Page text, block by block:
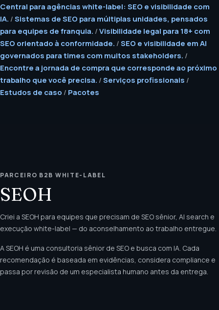
Central para agências white-label: SEO e visibilidade com
IA. / Sistemas de SEO para múltiplas unidades, pensados
para equipes de franquia. / Visibilidade legal para 18+ com
SEO orientado à conformidade. / SEO e visibilidade em AI
governados para times com muitos stakeholders. /
Encontre a jornada de compra que corresponde ao próximo
trabalho que você precisa. / Serviços profissionais /
Estudos de caso / Pacotes
PARCEIRO B2B WHITE-LABEL
SEOH
Criei a SEOH para equipes que precisam de SEO sênior, AI search e
execução white-label — do aconselhamento ao trabalho entregue.
A SEOH é uma consultoria sênior de SEO e busca com IA. Cada
recomendação é baseada em evidências, considera compliance e
passa por revisão de um especialista humano antes da entrega.